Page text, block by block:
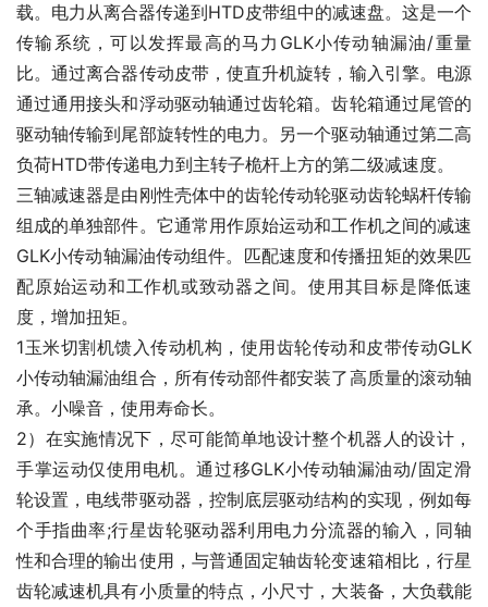
载。电力从离合器传递到HTD皮带组中的减速盘。这是一个
传输系统，可以发挥最高的马力GLK小传动轴漏油/重量
比。通过离合器传动皮带，使直升机旋转，输入引擎。电源
通过通用接头和浮动驱动轴通过齿轮箱。齿轮箱通过尾管的
驱动轴传输到尾部旋转性的电力。另一个驱动轴通过第二高
负荷HTD带传递电力到主转子桅杆上方的第二级减速度。
三轴减速器是由刚性壳体中的齿轮传动轮驱动齿轮蜗杆传输
组成的单独部件。它通常用作原始运动和工作机之间的减速
GLK小传动轴漏油传动组件。匹配速度和传播扭矩的效果匹
配原始运动和工作机或致动器之间。使用其目标是降低速
度，增加扭矩。
1玉米切割机馈入传动机构，使用齿轮传动和皮带传动GLK
小传动轴漏油组合，所有传动部件都安装了高质量的滚动轴
承。小噪音，使用寿命长。
2）在实施情况下，尽可能简单地设计整个机器人的设计，
手掌运动仅使用电机。通过移GLK小传动轴漏油动/固定滑
轮设置，电线带驱动器，控制底层驱动结构的实现，例如每
个手指曲率;行星齿轮驱动器利用电力分流器的输入，同轴
性和合理的输出使用，与普通固定轴齿轮变速箱相比，行星
齿轮减速机具有小质量的特点，小尺寸，大装备，大负载能